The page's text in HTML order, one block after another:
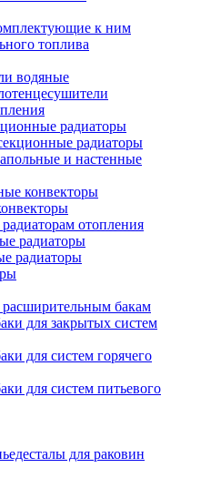
к ним
топлива
водяные
радиаторы
радиаторы
и настенные
конвекторы
отопления
радиаторы
радиаторы
бакам
для закрытых систем
для систем горячего
для систем питьевого
для раковин